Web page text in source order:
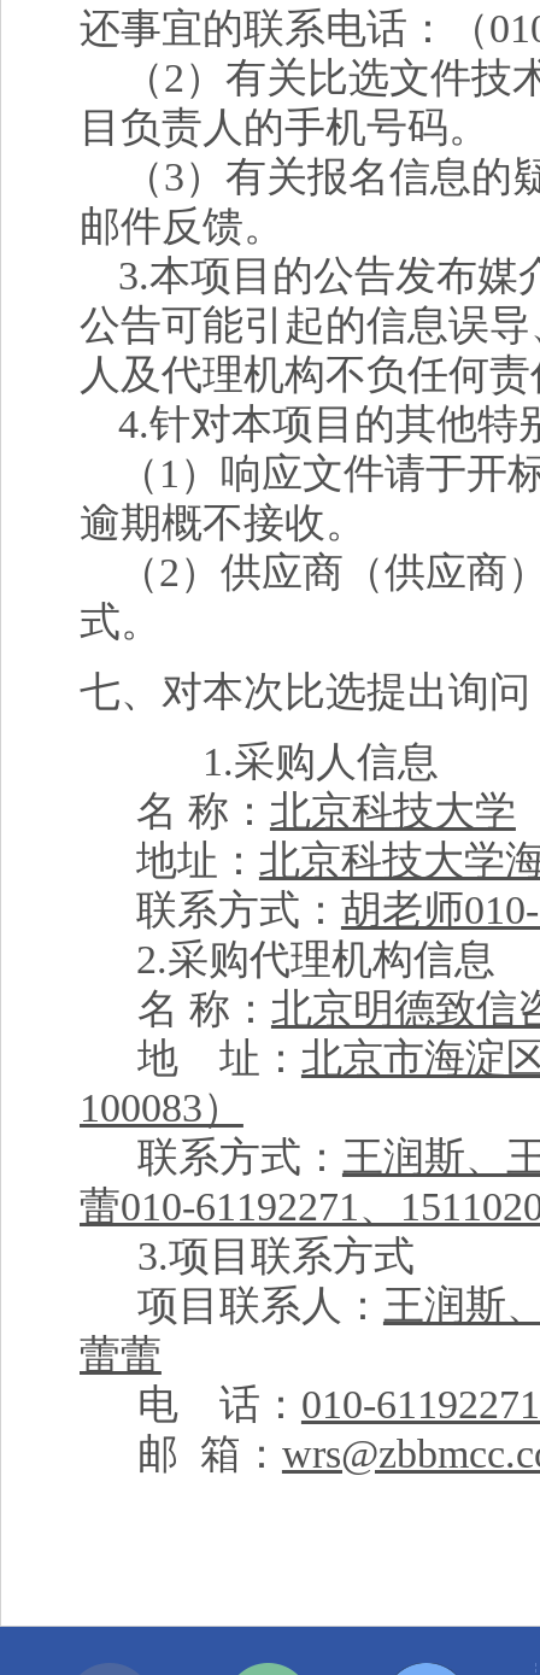
还事宜的联系电话：（
（2）有关比选文件
目负责人的手机号码。
（3）有关报名信息
邮件反馈。
3.本项目的公告发布媒
公告可能引起的信息误
人及代理机构不负任何
4.针对本项目的其他特
（1）响应文件请于
逾期概不接收。
（2）供应商（供应
式。
七、对本次比选提出询
1.采购人信息
名 称： 北京科技大学
地址： 北京科技大学
联系方式： 胡老师
2.采购代理机构信息
名 称： 北京明德致信
地 址： 北京市海淀
100083）
联系方式： 王润斯、
蕾010-61192271、
3.项目联系方式
项目联系人： 王润斯
蕾蕾
电 话： 010-
邮 箱：